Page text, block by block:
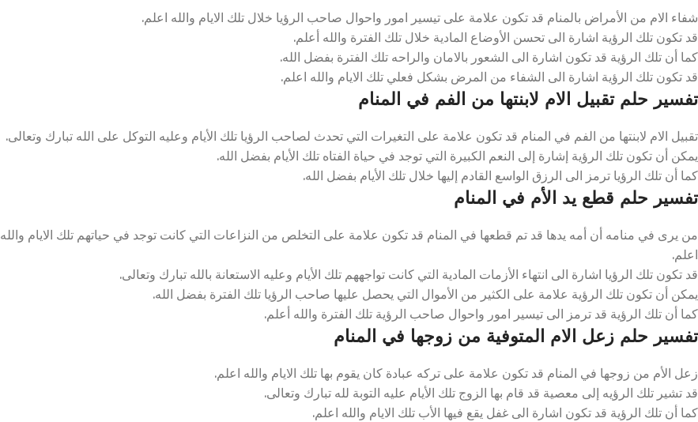
شفاء الام من الأمراض بالمنام قد تكون علامة على تيسير امور واحوال صاحب الرؤيا خلال تلك الايام والله اعلم.
قد تكون تلك الرؤية اشارة الى تحسن الأوضاع المادية خلال تلك الفترة والله أعلم.
كما أن تلك الرؤية قد تكون اشارة الى الشعور بالامان والراحه تلك الفترة بفضل الله.
قد تكون تلك الرؤية اشارة الى الشفاء من المرض بشكل فعلي تلك الايام والله اعلم.
تفسير حلم تقبيل الام لابنتها من الفم في المنام
تقبيل الام لابنتها من الفم في المنام قد تكون علامة على التغيرات التي تحدث لصاحب الرؤيا تلك الأيام وعليه التوكل على الله تبارك وتعالى.
يمكن أن تكون تلك الرؤية إشارة إلى النعم الكبيرة التي توجد في حياة الفتاه تلك الأيام بفضل الله.
كما أن تلك الرؤيا ترمز الى الرزق الواسع القادم إليها خلال تلك الأيام بفضل الله.
تفسير حلم قطع يد الأم في المنام
من يرى في منامه أن أمه يدها قد تم قطعها في المنام قد تكون علامة على التخلص من النزاعات التي كانت توجد في حياتهم تلك الايام والله
اعلم.
قد تكون تلك الرؤيا اشارة الى انتهاء الأزمات المادية التي كانت تواجههم تلك الأيام وعليه الاستعانة بالله تبارك وتعالى.
يمكن أن تكون تلك الرؤية علامة على الكثير من الأموال التي يحصل عليها صاحب الرؤيا تلك الفترة بفضل الله.
كما أن تلك الرؤية قد ترمز الى تيسير امور واحوال صاحب الرؤية تلك الفترة والله أعلم.
تفسير حلم زعل الام المتوفية من زوجها في المنام
زعل الأم من زوجها في المنام قد تكون علامة على تركه عبادة كان يقوم بها تلك الايام والله اعلم.
قد تشير تلك الرؤيه إلى معصية قد قام بها الزوج تلك الأيام عليه التوبة لله تبارك وتعالى.
كما أن تلك الرؤية قد تكون اشارة الى غفل يقع فيها الأب تلك الايام والله اعلم.